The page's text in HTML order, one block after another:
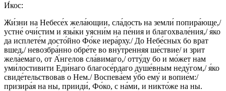
И́кос:
Жи́зни на Небесе́х жела́ющии, сла́дость на земли́ попира́юще,/
устне́ очи́стим и язы́ки уясни́м на пе́ния и благохвале́ния,/ я́ко
да исплете́м досто́йно Фо́ке иера́рху./ До Небе́сных бо врат
вшед,/ невозбра́нно обре́те во вну́тренняя ше́ствие/ и зрит
жела́емаго, от А́нгелов сла́вимаго,/ отту́ду бо и мо́жет нам
уми́лостивити Еди́наго благосе́рдаго душе́вным неду́гом,/ я́ко
свиде́тельствовав о Нем./ Воспева́ем у́бо ему́ и вопие́м:/
призира́я на ны, прииди́, Фо́ко, с на́ми, и никто́же на ны.